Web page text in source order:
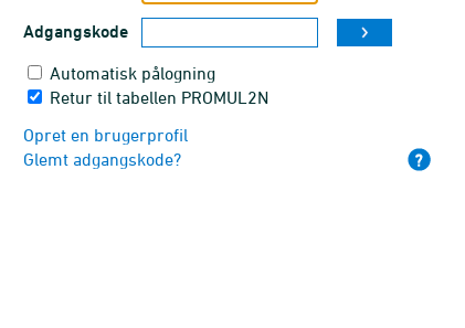
Adgangskode
Automatisk pålogning
Retur til tabellen PROMUL2N
Opret en brugerprofil
Glemt adgangskode?